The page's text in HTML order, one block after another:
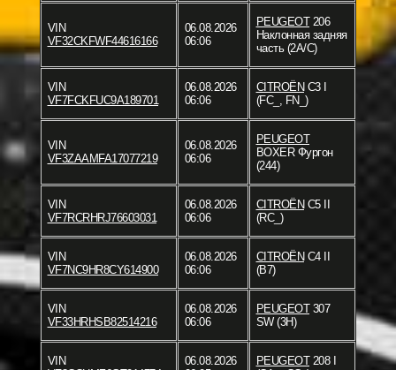
VIN
VF32CKFWF44616166
06.08.2026
06:06
PEUGEOT206
Наклонная задняя
часть (2A/C)
VIN
VF7FCKFUC9A189701
06.08.2026
06:06
CITROËN C3 I
(FC_, FN_)
VIN
VF3ZAAMFA17077219
06.08.2026
06:06
PEUGEOT
BOXER Фургон
(244)
VIN
VF7RCRHRJ76603031
06.08.2026
06:06
CITROËN C5 II
(RC_)
VIN
VF7NC9HR8CY614900
06.08.2026
06:06
CITROËN C4 II
(B7)
VIN
VF33HRHSB82514216
06.08.2026
06:06
PEUGEOT307
SW (3H)
VIN
06.08.2026
PEUGEOT208 I